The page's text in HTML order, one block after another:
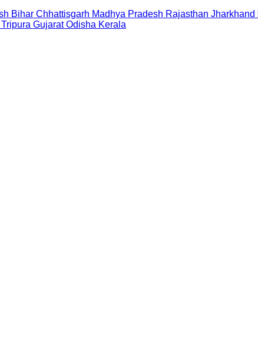
Bihar Chhattisgarh Madhya Pradesh Rajasthan Jharkhand
Tripura Gujarat Odisha Kerala